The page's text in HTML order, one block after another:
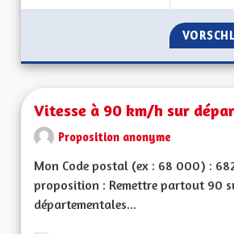
Vitesse à 90 km/h sur
Proposition anonyme
Mon Code postal (ex : 68 000) :
proposition : Remettre partout 90
départementales...